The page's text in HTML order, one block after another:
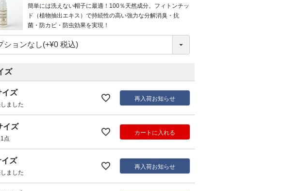
簡単には洗えない帽子に最適！100％天然成分。フィトンチッ
ド（植物抽出エキス）で持続性の高い強力な分解消臭・抗
菌・防カビ・防虫効果を実現！
ズ
イズ
ました
再入荷お知らせ
イズ
点
カートに入れる
イズ
ました
再入荷お知らせ